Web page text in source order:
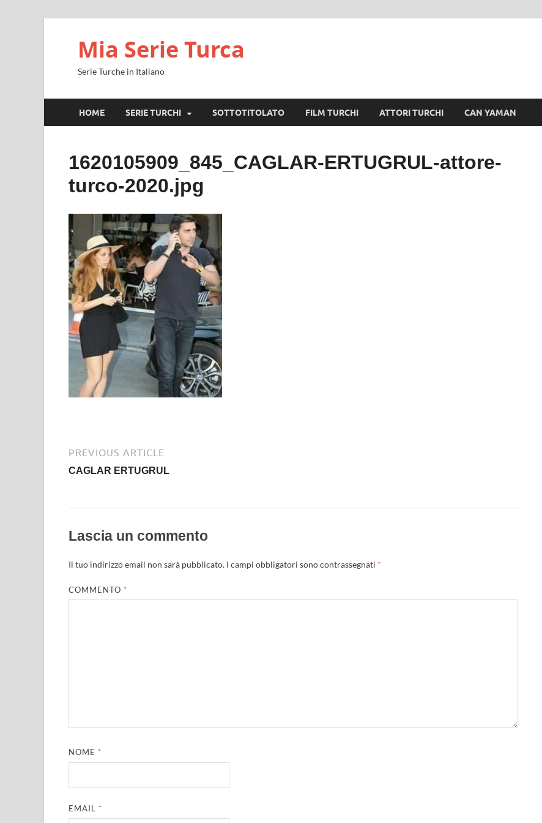
Mia Serie Turca
Serie Turche in Italiano
HOME SERIE TURCHI SOTTOTITOLATO FILM TURCHI ATTORI TURCHI CAN YAMAN
1620105909_845_CAGLAR-ERTUGRUL-attore-
turco-2020.jpg
PREVIOUS ARTICLE
CAGLAR ERTUGRUL
Lascia un commento
Il tuo indirizzo email non sarà pubblicato. I campi obbligatori sono contrassegnati *
COMMENTO *
NOME *
EMAIL *